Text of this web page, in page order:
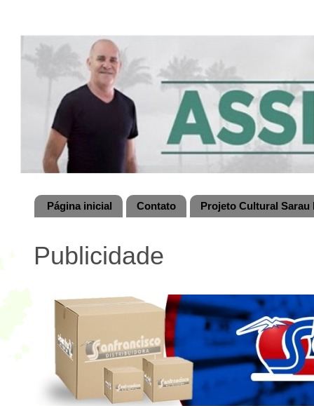
Página inicial Contato Projeto Cultural
Publicidade